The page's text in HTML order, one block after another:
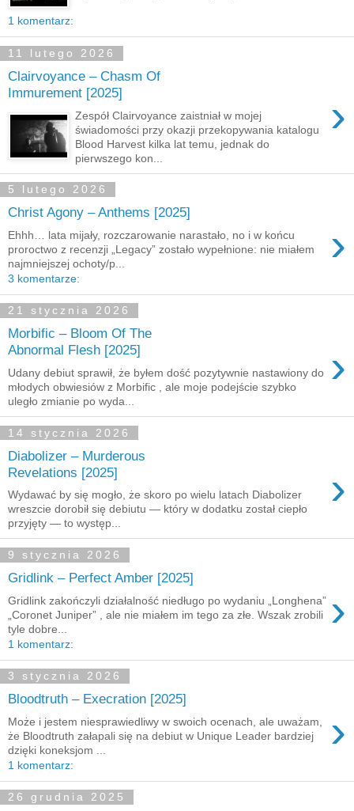
1 komentarz:
11 lutego 2026
Clairvoyance – Chasm Of
Immurement [2025]
›
Zespół Clairvoyance zaistniał w mojej
świadomości przy okazji przekopywania katalogu
Blood Harvest kilka lat temu, jednak do
pierwszego kon...
5 lutego 2026
Christ Agony – Anthems [2025]
›
Ehhh… lata mijały, rozczarowanie narastało, no i w końcu
proroctwo z recenzji „Legacy” zostało wypełnione: nie miałem
najmniejszej ochoty/p...
3 komentarze:
21 stycznia 2026
Morbific – Bloom Of The
Abnormal Flesh [2025]
›
Udany debiut sprawił, że byłem dość pozytywnie nastawiony do
młodych obwiesiów z Morbific , ale moje podejście szybko
uległo zmianie po wyda...
14 stycznia 2026
Diabolizer – Murderous
Revelations [2025]
›
Wydawać by się mogło, że skoro po wielu latach Diabolizer
wreszcie dorobił się debiutu — który w dodatku został ciepło
przyjęty — to występ...
9 stycznia 2026
Gridlink – Perfect Amber [2025]
›
Gridlink zakończyli działalność niedługo po wydaniu „Longhena”
„Coronet Juniper” , ale nie miałem im tego za złe. Wszak zrobili
tyle dobre...
1 komentarz:
3 stycznia 2026
Bloodtruth – Execration [2025]
›
Może i jestem niesprawiedliwy w swoich ocenach, ale uważam,
że Bloodtruth załapali się na debiut w Unique Leader bardziej
dzięki koneksjom ...
1 komentarz:
26 grudnia 2025